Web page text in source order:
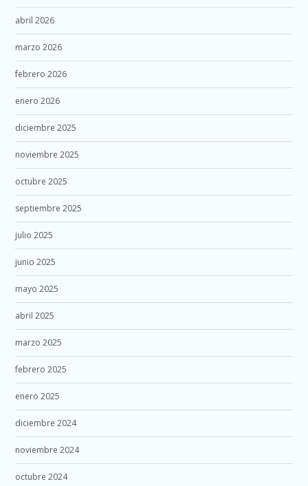
abril 2026
marzo 2026
febrero 2026
enero 2026
diciembre 2025
noviembre 2025
octubre 2025
septiembre 2025
julio 2025
junio 2025
mayo 2025
abril 2025
marzo 2025
febrero 2025
enero 2025
diciembre 2024
noviembre 2024
octubre 2024